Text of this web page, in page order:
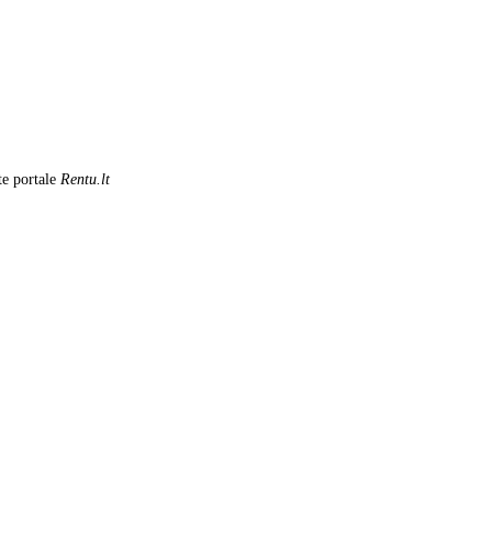
portale Rentu.lt